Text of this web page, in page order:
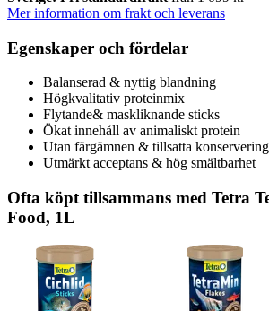
Mer information om frakt och leverans
Egenskaper och fördelar
Balanserad & nyttig blandning
Högkvalitativ proteinmix
Flytande& maskliknande sticks
Ökat innehåll av animaliskt protein
Utan färgämnen & tillsatta
Utmärkt acceptans & hög smältbarhet
Ofta köpt tillsammans med Tetra
Food, 1L